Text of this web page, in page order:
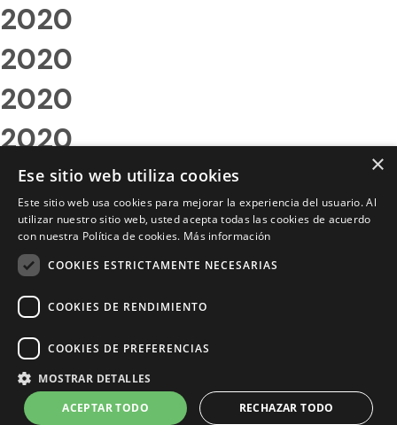
2020
2020
2020
2020
2020
2020
2020
2020
2020
2020
×
Ese sitio web utiliza cookies
Este sitio web usa cookies para mejorar la experiencia del usuario. Al
utilizar nuestro sitio web, usted acepta todas las cookies de acuerdo
con nuestra Política de cookies. Más información
COOKIES ESTRICTAMENTE NECESARIAS
COOKIES DE RENDIMIENTO
COOKIES DE PREFERENCIAS
MOSTRAR DETALLES
ACEPTAR TODO
RECHAZAR TODO